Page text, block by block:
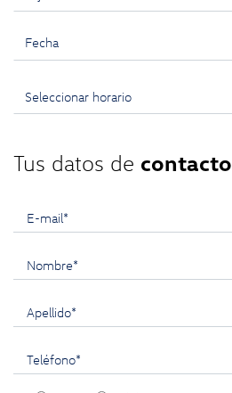
Tus datos de contacto
E-mail*
Nombre*
Apellido*
Teléfono*